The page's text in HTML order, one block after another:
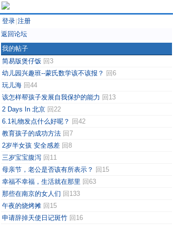
登录 注册
返回论坛
我的帖子
简易版煲仔饭 回3
幼儿园兴趣班--蒙氏数学该不该报？ 回6
玩儿海 回44
该怎样帮孩子发展自我保护的能力 回13
2 Days In 北京 回22
6.1礼物发点什么好呢？ 回42
教育孩子的成功方法 回7
2岁半女孩 安全感差 回8
三岁宝宝腹泻 回11
母亲节，老公是否该有所表示？ 回15
幸福不幸福，生活就在那里 回63
那些在南京的女人们 回133
午夜的烧烤摊 回15
申请辞掉天使日记斑竹 回16